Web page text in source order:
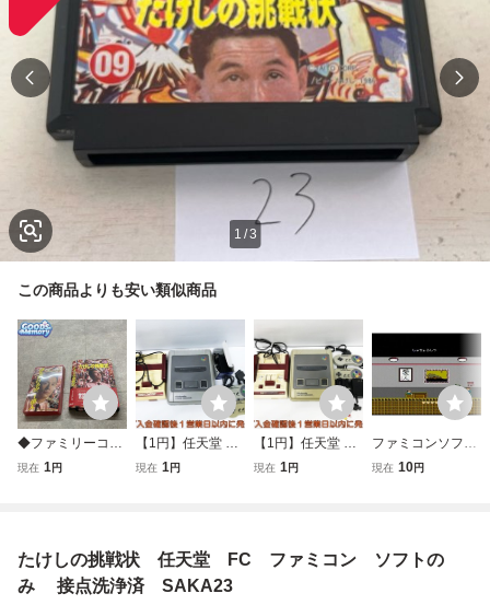
1 /3
この商品よりも安い類似商品
◆ファミリーコン
ピューター/ファミ
現在 1円
【1円】任天堂 フ
ァミリーコンピュ
ファミ FC SFC D
02-030im/G4
現在 1円
【1円】任天堂 フ
ァミリーコンピュ
ファミ FC SFC D
現在 1円
ファミコンソフト
たけしの挑戦状
現在 10円
たけしの挑戦状 任天堂 FC ファミコン ソフトの
み 接点洗浄済 SAKA23